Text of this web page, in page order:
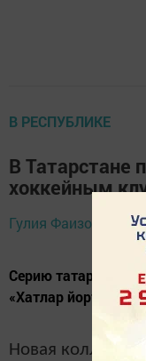
В РЕСПУБЛИКЕ
В Татарстане
хоккейным
Гулия Фаизова, 11
Серию татарских
«Хатлар йорты».
Новая